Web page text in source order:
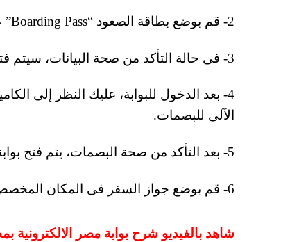
2- قم بوضع بطاقة الصعود “Boarding Pass” على جهاز القارئ الآلى.
3- فى حالة التأكد من صحة البيانات، سيتم فتح البوابة تلقائيا، ويمكنك الدخول الآن.
4- بعد الدخول للبوابة، عليك النظر إلى
الآلى للبصمات.
5- بعد التأكد من صحة البصمات، يتم فتح بوابة الخروج تلقائيا، ويمكنك الخروج الآن.
6- قم بوضع جواز السفر فى المكان المخصص لطباعة ختم الدخول أو الخروج على الجواز.
شاهد بالفيديو شرح بوابة مصر الالكترونية